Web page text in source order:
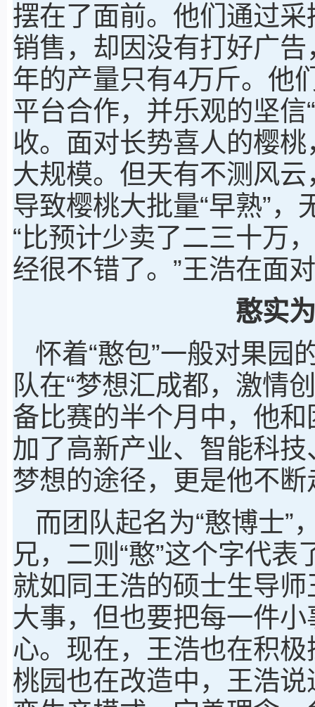
摆在了面前。他们通过
销售，却因没有打好广
年的产量只有4万斤。他
平台合作，并乐观的坚信
收。面对长势喜人的樱
大规模。但天有不测风
导致樱桃大批量“早熟”
“比预计少卖了二三十万
经很不错了。”王浩在面
憨实
怀着“憨包”一般对果园
队在“梦想汇成都，激情
备比赛的半个月中，他
加了高新产业、智能科
梦想的途径，更是他不
而团队起名为“憨博士”
兄，二则“憨”这个字代
就如同王浩的硕士生导
大事，但也要把每一件
心。现在，王浩也在积
桃园也在改造中，王浩